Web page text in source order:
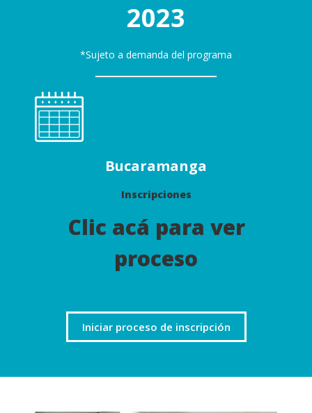
2023
*Sujeto a demanda del programa
Bucaramanga
Inscripciones
Clic acá para ver
proceso
Iniciar proceso de inscripción